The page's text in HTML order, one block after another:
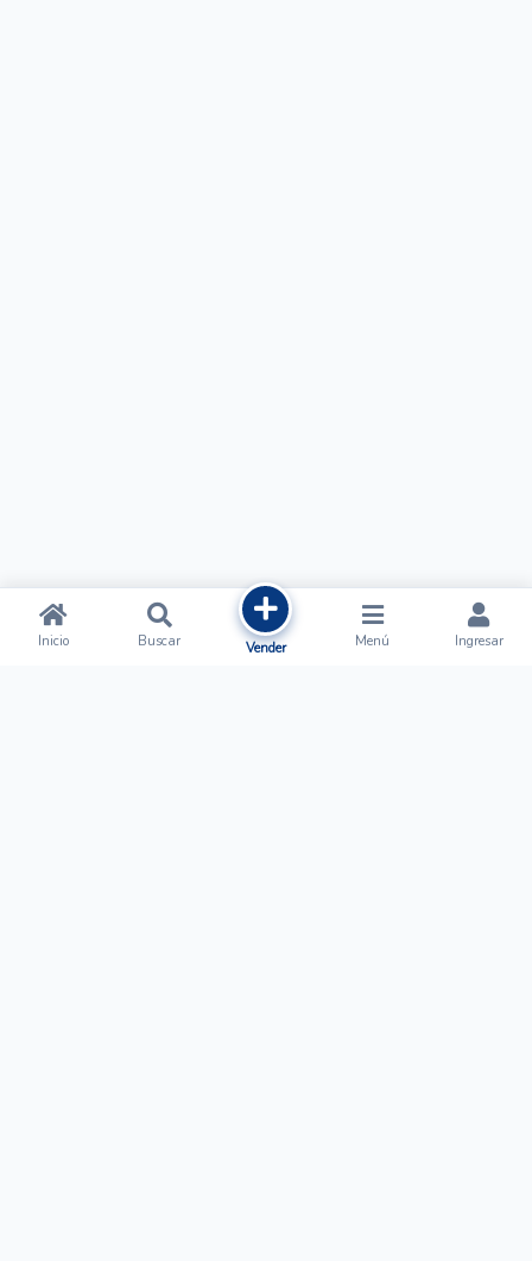
Inicio Buscar Vender Menú Ingresar